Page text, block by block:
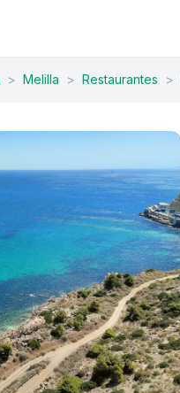
> Melilla > Restaurantes >